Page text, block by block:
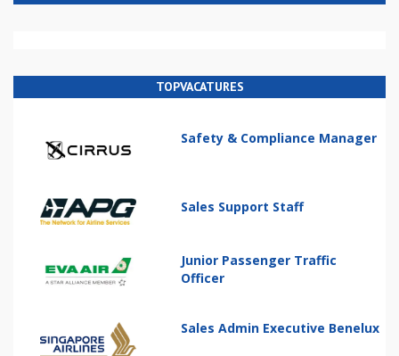
TOPVACATURES
Safety & Compliance Manager
Sales Support Staff
Junior Passenger Traffic
Officer
Sales Admin Executive Benelux